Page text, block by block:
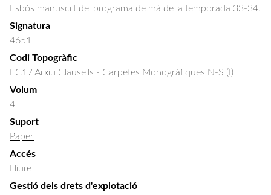
Esbós manuscrt del programa de mà de la temporada 33-34.
Signatura
4651
Codi Topogràfic
FC17 Arxiu Clausells - Carpetes Monogràfiques N-S (I)
Volum
4
Suport
Paper
Accés
Lliure
Gestió dels drets d'explotació